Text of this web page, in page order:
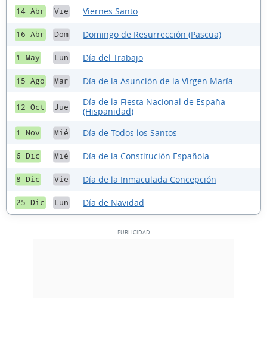
14 Abr Vie Viernes Santo
16 Abr Dom Domingo de Resurrección (Pascua)
1 May Lun Día del Trabajo
15 Ago Mar Día de la Asunción de la Virgen María
12 Oct Jue
Día de la Fiesta Nacional de España
(Hispanidad)
1 Nov Mié Día de Todos los Santos
6 Dic Mié Día de la Constitución Española
8 Dic Vie Día de la Inmaculada Concepción
25 Dic Lun Día de Navidad